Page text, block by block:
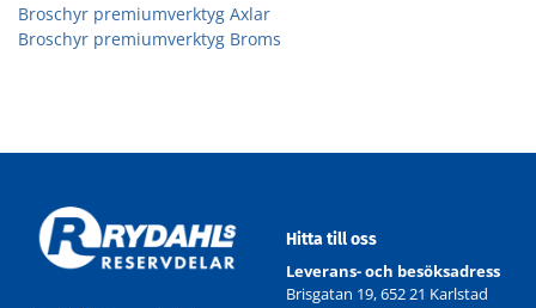
Broschyr premiumverktyg Axlar
Broschyr premiumverktyg Broms
Hitta till oss
Leverans- och besöksadress
Brisgatan 19, 652 21 Karlstad